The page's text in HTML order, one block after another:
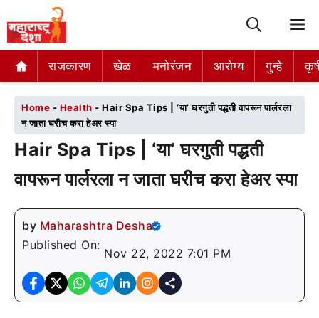
राजकारण खेळ मनोरंजन आरोग्य गुन्हे
राजकारण खेळ मनोरंजन आरोग्य गुन्हे
Home - Health - Hair Spa Tips | ‘या’ घरगुती पद्धती वापरून पार्लरला
न जाता घरीच करा हेअर स्पा
Hair Spa Tips | ‘या’ घरगुती पद्धती
वापरून पार्लरला न जाता घरीच करा हेअर स्पा
by Maharashtra Desha
Published On:
Nov 22, 2022 7:01 PM